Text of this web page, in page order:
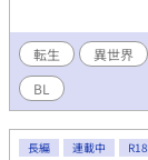
転生 異世界
BL
長編 連載中 R18